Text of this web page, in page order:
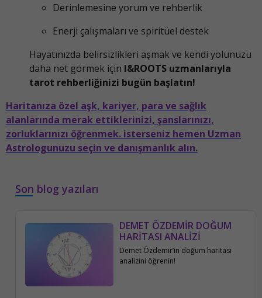
Derinlemesine yorum ve rehberlik
Enerji çalışmaları ve spiritüel destek
Hayatınızda belirsizlikleri aşmak ve kendi yolunuzu
daha net görmek için I&ROOTS uzmanlarıyla
tarot rehberliğinizi bugün başlatın!
Haritanıza özel aşk, kariyer, para ve sağlık
alanlarında merak ettiklerinizi, şanslarınızı,
zorluklarınızı öğrenmek. isterseniz hemen Uzman
Astrologunuzu seçin ve danışmanlık alın.
Son blog yazıları
DEMET ÖZDEMİR DOĞUM
HARİTASI ANALİZİ
Demet Özdemir’in doğum haritası
analizini öğrenin!